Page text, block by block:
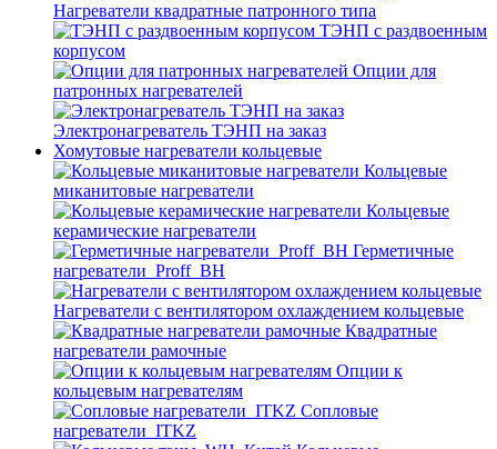
Нагреватели квадратные патронного типа
ТЭНП с раздвоенным
корпусом
Опции для
патронных нагревателей
Электронагреватель ТЭНП на заказ
Хомутовые нагреватели кольцевые
Кольцевые
миканитовые нагреватели
Кольцевые
керамические нагреватели
Герметичные
нагреватели_Proff_BH
Нагреватели с вентилятором охлаждением кольцевые
Квадратные
нагреватели рамочные
Опции к
кольцевым нагревателям
Cопловые
нагреватели_ITKZ